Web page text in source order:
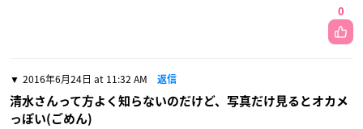
0
2016年6月24日 at 11:32 AM 返信
清水さんって方よく知らないのだけど、写真だけ見るとオカメ
っぽい(ごめん)